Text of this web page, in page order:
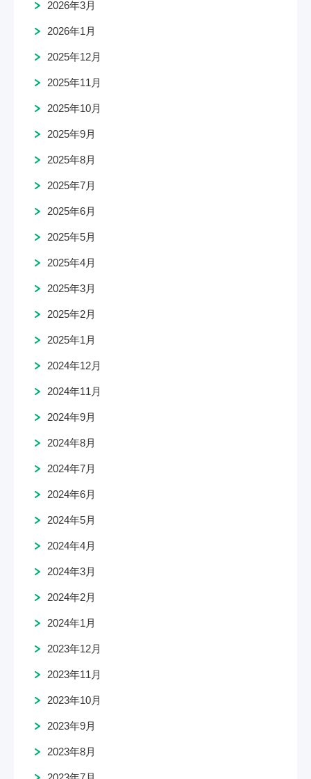
2026年3月
2026年1月
2025年12月
2025年11月
2025年10月
2025年9月
2025年8月
2025年7月
2025年6月
2025年5月
2025年4月
2025年3月
2025年2月
2025年1月
2024年12月
2024年11月
2024年9月
2024年8月
2024年7月
2024年6月
2024年5月
2024年4月
2024年3月
2024年2月
2024年1月
2023年12月
2023年11月
2023年10月
2023年9月
2023年8月